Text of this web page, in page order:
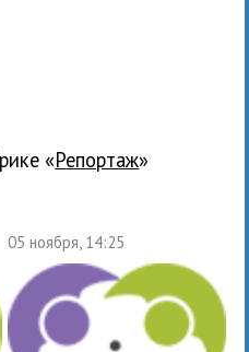
« Репортаж»
05 ноября, 14:25